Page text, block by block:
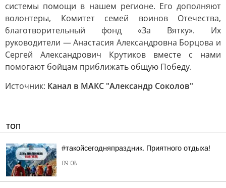
системы помощи в нашем регионе. Его дополняют
волонтеры, Комитет семей воинов Отечества,
благотворительный фонд «За Вятку». Их
руководители — Анастасия Александровна Борцова и
Сергей Александрович Крутиков вместе с нами
помогают бойцам приближать общую Победу.
Источник: Канал в МАКС "Александр Соколов"
ТОП
#такойсегодняпраздник. Приятного отдыха!
09:08